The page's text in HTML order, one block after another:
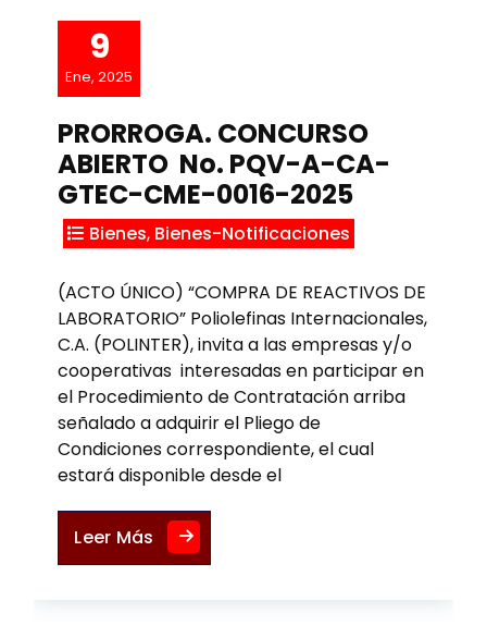
9
Ene, 2025
PRORROGA. CONCURSO
ABIERTO No. PQV-A-CA-
GTEC-CME-0016-2025
Bienes, Bienes-Notificaciones
(ACTO ÚNICO) “COMPRA DE REACTIVOS DE
LABORATORIO” Poliolefinas Internacionales,
C.A. (POLINTER), invita a las empresas y/o
cooperativas interesadas en participar en
el Procedimiento de Contratación arriba
señalado a adquirir el Pliego de
Condiciones correspondiente, el cual
estará disponible desde el
Leer Más PRORROGA. CONCURSO ABIERTO